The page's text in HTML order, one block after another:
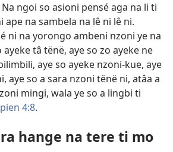
Na ngoi so asioni pensé aga na li ti
ape na sambela na lê ni lê ni.
ni na yorongo ambeni nzoni ye na
ayeke tâ tënë, aye so zo ayeke ne
aye so ayeke nzoni-kue, aye
aye so a sara nzoni tënë ni, atâa a
mingi, wala ye so a lingbi ti
4:8.
hange na tere ti mo